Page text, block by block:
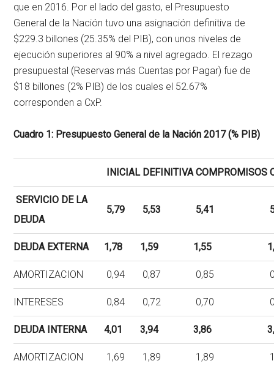
que en 2016. Por el lado del gasto, el Presupuesto
General de la Nación tuvo una asignación definitiva de
$229.3 billones (25.35% del PIB), con unos niveles de
ejecución superiores al 90% a nivel agregado. El rezago
presupuestal (Reservas más Cuentas por Pagar) fue de
$18 billones (2% PIB) de los cuales el 52.67%
corresponden a CxP.
Cuadro 1: Presupuesto General de la Nación 2017 (% PIB)
INICIALDEFINITIVA COMPROMISOS
SERVICIO DE LA
DEUDA
5,79 5,53 5,41
DEUDA EXTERNA 1,78 1,59 1,55
AMORTIZACION 0,94 0,87 0,85
INTERESES 0,84 0,72 0,70
DEUDA INTERNA 4,01 3,94 3,86
AMORTIZACION 1,69 1,89 1,89